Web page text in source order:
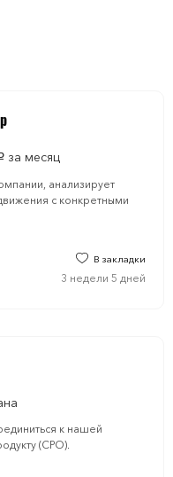
за месяц
анализирует
с конкретными
В закладки
3 недели 5 дней
к нашей
(CPO).